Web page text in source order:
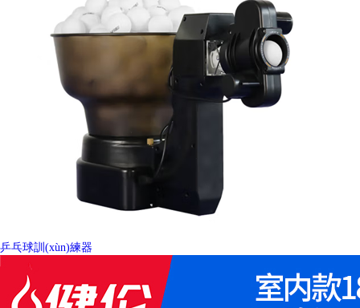
乒乓球訓(xùn)練器